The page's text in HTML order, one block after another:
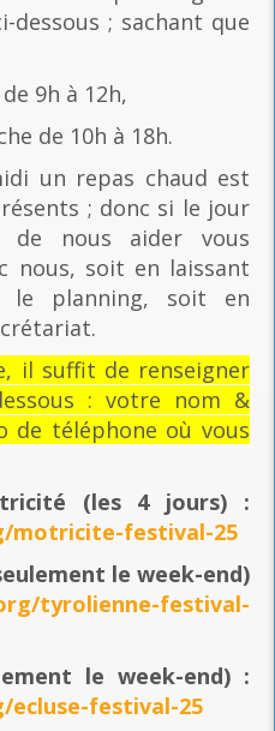
; sachant que
9h à 12h,
de 10h à 18h.
un repas chaud est
; donc si le jour
de nous aider vous
nous, soit en laissant
le planning, soit en
il suffit de renseigner
: votre nom &
de téléphone où vous
(les 4 jours) :
motricite-festival-25
le week-end)
tyrolienne-festival-
le week-end) :
festival-25